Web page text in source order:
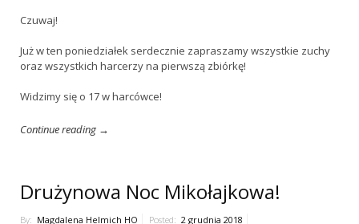
Czuwaj!
Już w ten poniedziałek serdecznie zapraszamy wszystkie zuchy
oraz wszystkich harcerzy na pierwszą zbiórkę!
Widzimy się o 17 w harcówce!
Continue reading →
Drużynowa Noc Mikołajkowa!
By: Magdalena Helmich HO Posted: 2 grudnia 2018